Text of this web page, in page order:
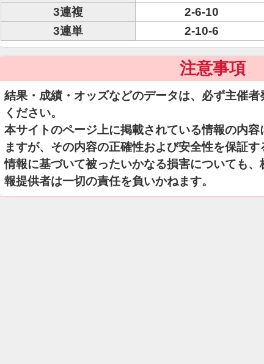
3連複
2-6-10
3連単
2-10-6
注意事項
結果・成績・オッズなどのデータは、必ず主催
ください。
本サイトのページ上に掲載されている情報の内容
ますが、その内容の正確性および安全性を保証
情報に基づいて被ったいかなる損害についても
報提供者は一切の責任を負いかねます。